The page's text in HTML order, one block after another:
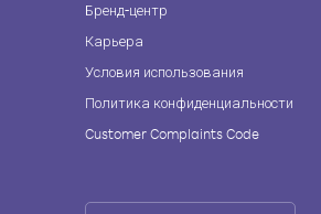
Бренд-центр
Карьера
Условия использования
Политика конфиденциальности
Customer Complaints Code